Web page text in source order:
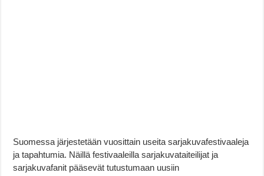
Suomessa järjestetään vuosittain useita sarjakuvafestivaaleja
ja tapahtumia. Näillä festivaaleilla sarjakuvataiteilijat ja
sarjakuvafanit pääsevät tutustumaan uusiin